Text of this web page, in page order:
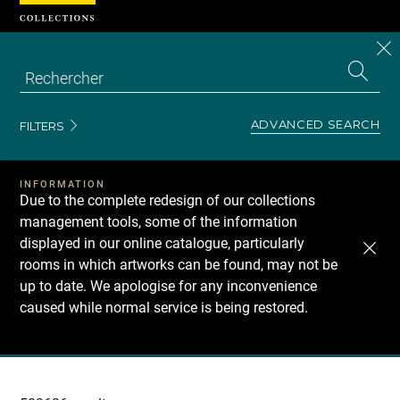
FILTERS ADVANCED SEARCH
INFORMATION
Due to the complete redesign of our collections
management tools, some of the information
displayed in our online catalogue, particularly
rooms in which artworks can be found, may not be
up to date. We apologise for any inconvenience
caused while normal service is being restored.
Recherche
Cookies management panel